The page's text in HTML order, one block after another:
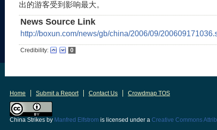
出的游客受到影响最大。
News Source Link
http://boxun.com/news/gb/china/2006/09/
Credibility: 0
Home Submit a Report Contact Us Crowdmap TOS
China Strikes by Manfred Elfstrom is licensed under a Creative Commons